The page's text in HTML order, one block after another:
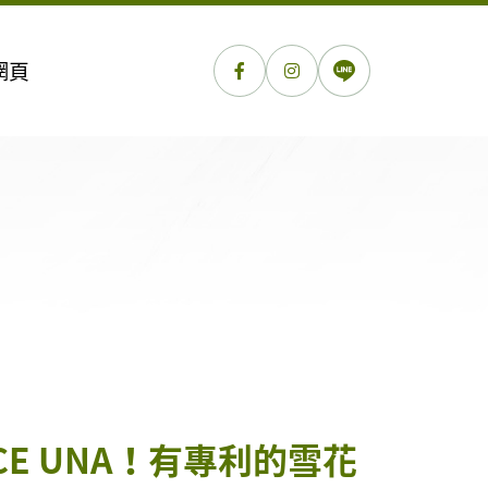
頁
UNA！有專利的雪花